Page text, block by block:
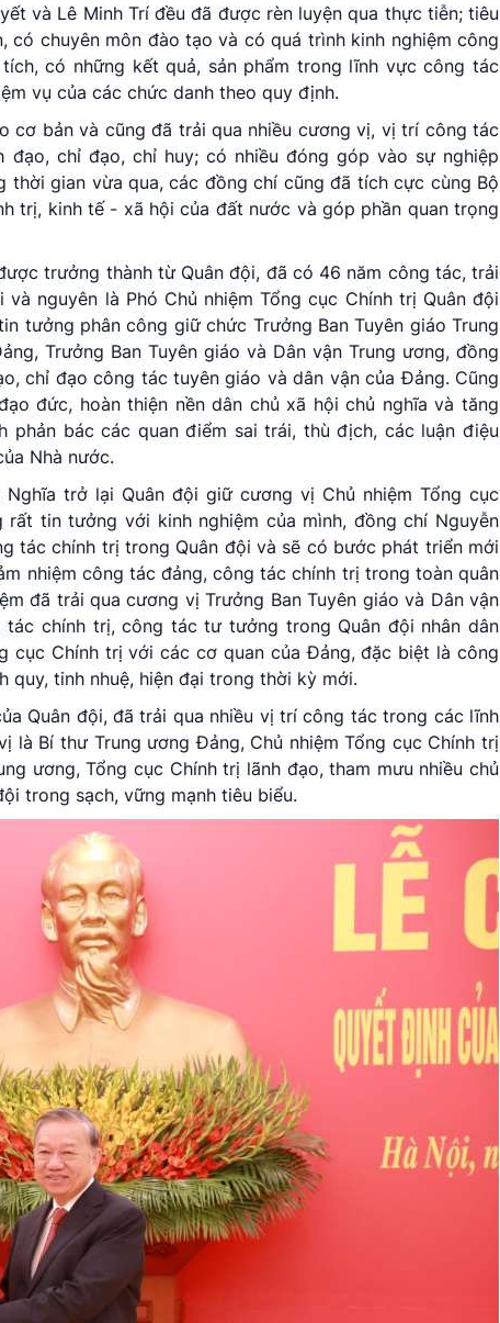
và Lê Minh Trí đều đã được rèn luyện qua thực tiễn; tiêu
chuyên môn đào tạo và có quá trình kinh nghiệm công
có những kết quả, sản phẩm trong lĩnh vực công tác
vụ của các chức danh theo quy định.
cơ bản và cũng đã trải qua nhiều cương vị, vị trí công tác
chỉ đạo, chỉ huy; có nhiều đóng góp vào sự nghiệp
gian vừa qua, các đồng chí cũng đã tích cực cùng Bộ
trị, kinh tế - xã hội của đất nước và góp phần quan trọng
trưởng thành từ Quân đội, đã có 46 năm công tác, trải
nguyên là Phó Chủ nhiệm Tổng cục Chính trị Quân đội
tưởng phân công giữ chức Trưởng Ban Tuyên giáo Trung
Trưởng Ban Tuyên giáo và Dân vận Trung ương, đồng
chỉ đạo công tác tuyên giáo và dân vận của Đảng. Cũng
đức, hoàn thiện nền dân chủ xã hội chủ nghĩa và tăng
bác các quan điểm sai trái, thù địch, các luận điệu
Nhà nước.
trở lại Quân đội giữ cương vị Chủ nhiệm Tổng cục
tin tưởng với kinh nghiệm của mình, đồng chí Nguyễn
tác chính trị trong Quân đội và sẽ có bước phát triển mới
nhiệm công tác đảng, công tác chính trị trong toàn quân
đã trải qua cương vị Trưởng Ban Tuyên giáo và Dân vận
chính trị, công tác tư tưởng trong Quân đội nhân dân
cục Chính trị với các cơ quan của Đảng, đặc biệt là công
tinh nhuệ, hiện đại trong thời kỳ mới.
Quân đội, đã trải qua nhiều vị trí công tác trong các lĩnh
Bí thư Trung ương Đảng, Chủ nhiệm Tổng cục Chính trị
ương, Tổng cục Chính trị lãnh đạo, tham mưu nhiều chủ
trong sạch, vững mạnh tiêu biểu.